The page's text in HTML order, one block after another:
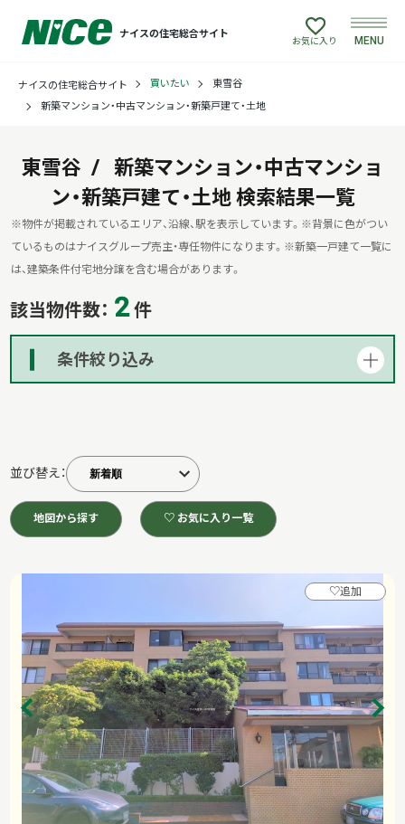
ナイスの住宅総合サイト
買いたい
建てたい
リフォームしたい
お気に入り MENU
ナイスの住宅総合サイト 買いたい
東雪谷
新築マンション・中古マンション・新築戸建て・土地
東雪谷
新築マンション・中古マンショ
ン・新築戸建て・土地検索結果一覧
※物件が掲載されているエリア、沿線、駅を表示しています。 ※背景に色がつい
ているものはナイスグループ売主・専任物件になります。 ※新築一戸建て一覧に
は、建築条件付宅地分譲を含む場合があります。
該当物件数： 2 件
条件絞り込み
並び替え：
地図から探す ♡ お気に入り一覧
♡追加